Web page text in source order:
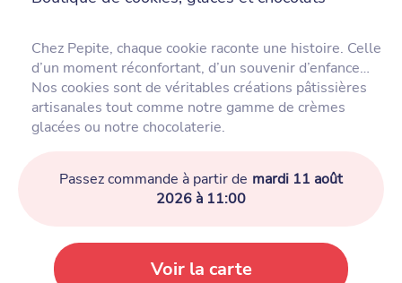
Chez Pepite, chaque cookie raconte une histoire. Celle
d’un moment réconfortant, d’un souvenir d’enfance…
Nos cookies sont de véritables créations pâtissières
artisanales tout comme notre gamme de crèmes
glacées ou notre chocolaterie.
Passez commande à partir de mardi 11 août
2026 à 11:00
Voir la carte